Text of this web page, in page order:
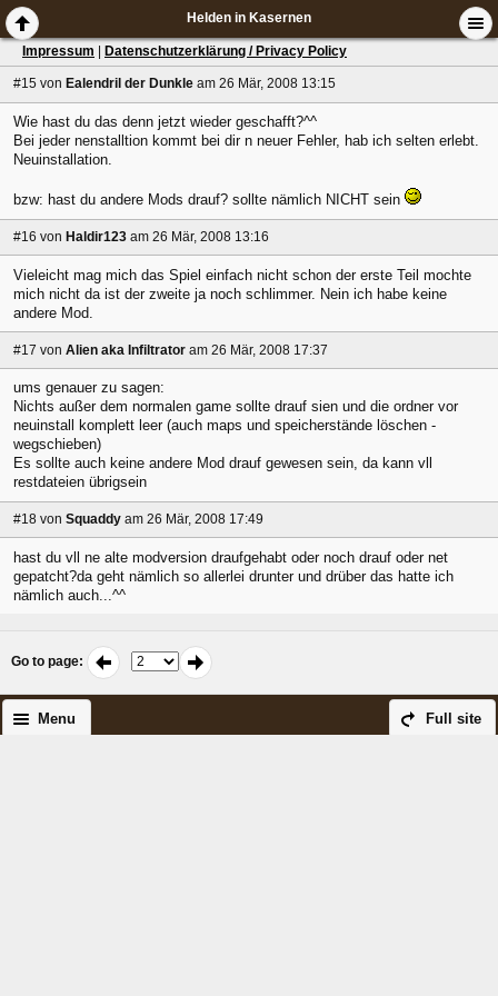
Helden in Kasernen
Impressum Datenschutzerklärung / Privacy Policy
#15 von Ealendril der Dunkle am 26 Mär, 2008 13:15
Wie hast du das denn jetzt wieder geschafft?^^
Bei jeder nenstalltion kommt bei dir n neuer Fehler, hab ich selten erlebt.
Neuinstallation.
bzw: hast du andere Mods drauf? sollte nämlich NICHT sein
#16 von Haldir123 am 26 Mär, 2008 13:16
Vieleicht mag mich das Spiel einfach nicht schon der erste Teil mochte
mich nicht da ist der zweite ja noch schlimmer. Nein ich habe keine
andere Mod.
#17 von Alien aka Infiltrator am 26 Mär, 2008 17:37
ums genauer zu sagen:
Nichts außer dem normalen game sollte drauf sien und die ordner vor
neuinstall komplett leer (auch maps und speicherstände löschen -
wegschieben)
Es sollte auch keine andere Mod drauf gewesen sein, da kann vll
restdateien übrigsein
#18 von Squaddy am 26 Mär, 2008 17:49
hast du vll ne alte modversion draufgehabt oder noch drauf oder net
gepatcht?da geht nämlich so allerlei drunter und drüber das hatte ich
nämlich auch...^^
Go to page:
Full site
Menu